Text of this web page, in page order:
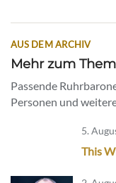
AUS DEM ARCHIV
Mehr zum
Passende
Personen und
5.
This